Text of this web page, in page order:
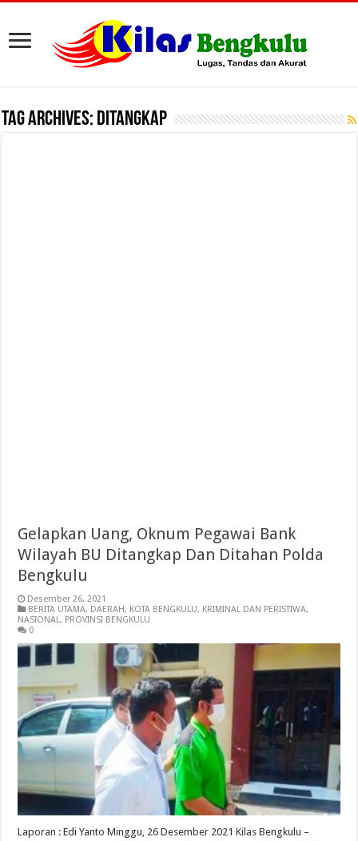
Tag Archives: Ditangkap
Gelapkan Uang, Oknum Pegawai Bank
Wilayah BU Ditangkap Dan Ditahan Polda
Bengkulu
Desember 26, 2021
BERITA UTAMA, DAERAH, KOTA BENGKULU, KRIMINAL DAN PERISTIWA,
NASIONAL, PROVINSI BENGKULU
0
Laporan : Edi Yanto Minggu, 26 Desember 2021 Kilas Bengkulu –